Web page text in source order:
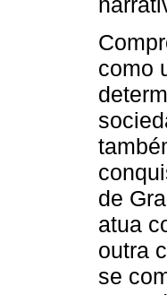
como
de
atua
outra
se